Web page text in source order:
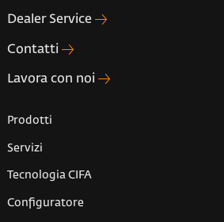
Dealer Service
Contatti
Lavora con noi
Prodotti
Servizi
Tecnologia CIFA
Configuratore